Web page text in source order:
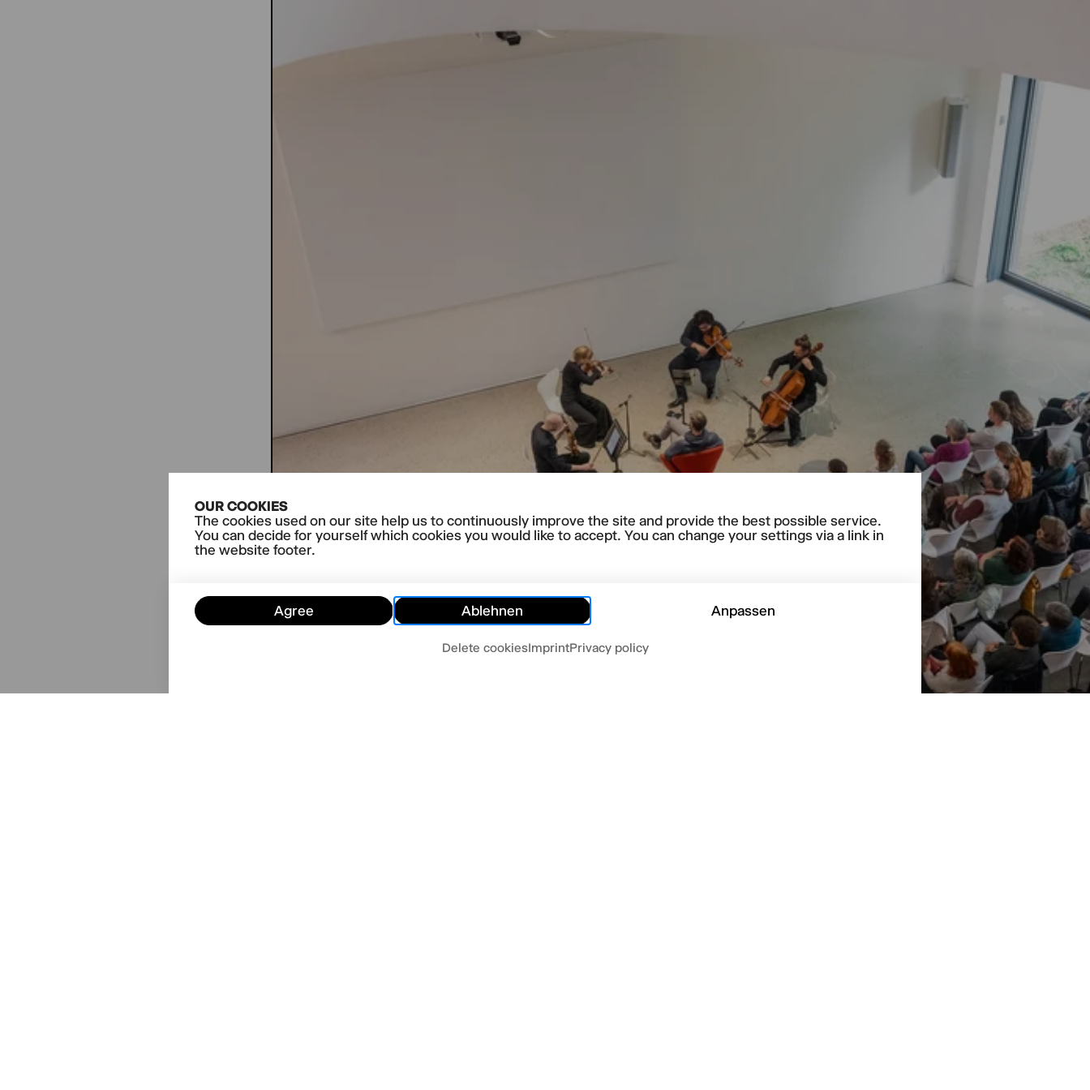
OUR COOKIES
The cookies used on our site help us to continuously improve the site and provide the best possible service.
You can decide for yourself which cookies you would like to accept. You can change your settings via a link in
the website footer.
Agree Ablehnen Anpassen
Delete cookiesImprintPrivacy policy